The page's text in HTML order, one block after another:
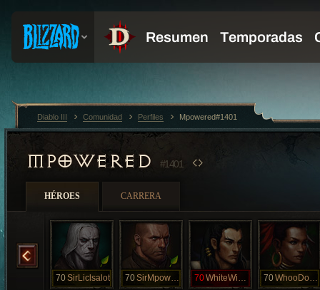
MPOWERED #1401
HÉROES CARRERA
70SirLiclsalot 70 SirMpowered 70 WhiteWizzard 70 WhooDoVooDo
Diablo III Comunidad Perfiles Mpowered#1401